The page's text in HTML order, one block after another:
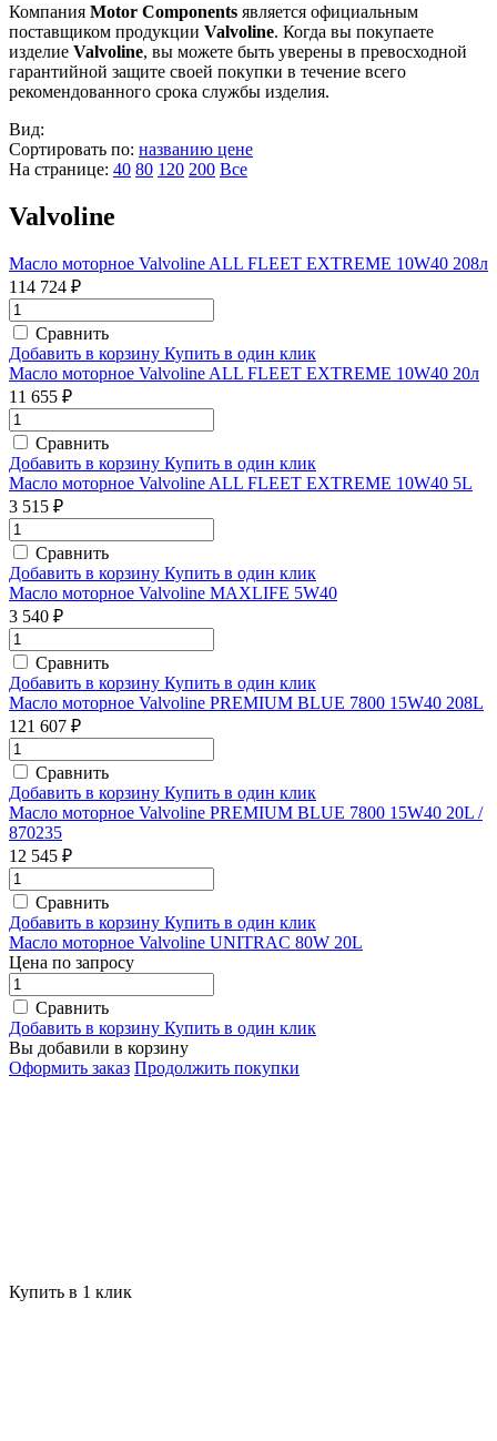
Компания Motor Components является официальным
поставщиком продукции Valvoline. Когда вы покупаете
изделие Valvoline, вы можете быть уверены в превосходной
гарантийной защите своей покупки в течение всего
рекомендованного срока службы изделия.
Вид:
Сортировать по: названию цене
На странице: 40 80 120 200 Все
Valvoline
Масло моторное Valvoline ALL FLEET EXTREME 10W40 208л
114 724 ₽
Сравнить
Добавить в корзину Купить в один клик
Масло моторное Valvoline ALL FLEET EXTREME 10W40 20л
11 655 ₽
Сравнить
Добавить в корзину Купить в один клик
Масло моторное Valvoline ALL FLEET EXTREME 10W40 5L
3 515 ₽
Сравнить
Добавить в корзину Купить в один клик
Масло моторное Valvoline MAXLIFE 5W40
3 540 ₽
Сравнить
Добавить в корзину Купить в один клик
Масло моторное Valvoline PREMIUM BLUE 7800 15W40 208L
121 607 ₽
Сравнить
Добавить в корзину Купить в один клик
Масло моторное Valvoline PREMIUM BLUE 7800 15W40 20L /
870235
12 545 ₽
Сравнить
Добавить в корзину Купить в один клик
Масло моторное Valvoline UNITRAC 80W 20L
Цена по запросу
Сравнить
Добавить в корзину Купить в один клик
Вы добавили в корзину
Оформить заказ Продолжить покупки
Купить в 1 клик